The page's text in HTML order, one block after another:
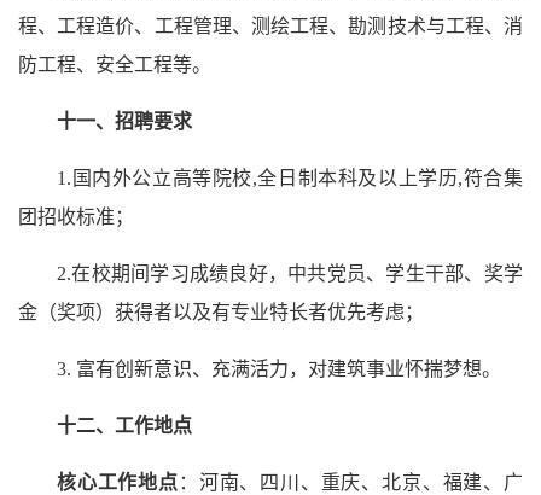
程、工程造价、工程管理、测绘工程、勘测技术与工程、消
防工程、安全工程等。
十一、 招聘要求
1.国内外公立高等院校,全日制本科及以上学历,符合集
团招收标准；
2.在校期间学习成绩良好，中共党员、学生干部、奖学
金（奖项）获得者以及有专业特长者优先考虑；
3. 富有创新意识、充满活力，对建筑事业怀揣梦想。
十二、工作地点
核心工作地点 ：河南、四川、重庆、北京、福建、广